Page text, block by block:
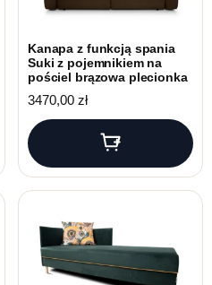
Kanapa z funkcją spania
Suki z pojemnikiem na
pościel brązowa plecionka
3470,00 zł